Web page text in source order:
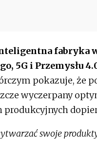
fabryka
5G i Przemysłu
pokazuje, że
wyczerpany
swoje